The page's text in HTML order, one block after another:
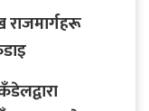
राजमार्गहरू